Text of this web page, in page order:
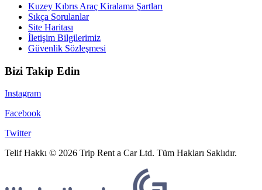
Kuzey Kıbrıs Araç Kiralama Şartları
Sıkça Sorulanlar
Site Haritası
İletişim Bilgilerimiz
Güvenlik Sözleşmesi
Bizi Takip Edin
Instagram
Facebook
Twitter
Telif Hakkı © 2026 Trip Rent a Car Ltd. Tüm Hakları Saklıdır.